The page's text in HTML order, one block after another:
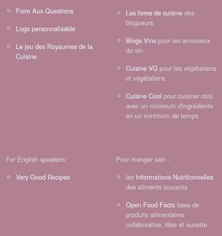
Foire Aux Questions
Logo personnalisable
Le jeu des Royaumes de la
Cuisine
Les livres de cuisine des
blogueurs
Blogs Vins pour les amoureux
du vin
Cuisine VG pour les végétariens
et végétaliens
Cuisine Cool pour cuisiner cool
avec un minimum d'ingrédients
en un minimum de temps
For English speakers:
Very Good Recipes
Pour manger sain :
les Informations Nutritionnelles
des aliments courants
Open Food Facts base de
produits alimentaires
collaborative, libre et ouverte